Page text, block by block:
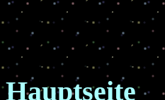
Hauptseite